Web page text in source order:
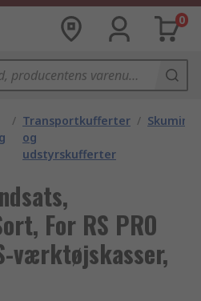
0
/ Transportkufferter
og
udstyrskufferter
/
For RS PRO
værktøjskasser,